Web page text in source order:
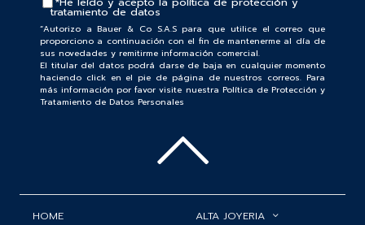
tratamiento de datos
“Autorizo a Bauer & Co S.A.S para que utilice el correo que
proporciono a continuación con el fin de mantenerme al día de
sus novedades y remitirme información comercial.
El titular del datos podrá darse de baja en cualquier momento
haciendo click en el pie de página de nuestros correos. Para
más información por favor visite nuestra Política de Protección y
Tratamiento de Datos Personales
HOME
ALTA JOYERIA